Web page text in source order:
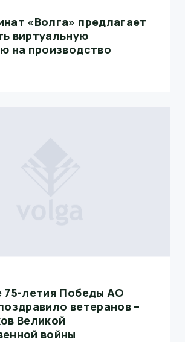
«Волга» предлагает
виртуальную
на производство
75-летия Победы АО
ветеранов –
Великой
войны